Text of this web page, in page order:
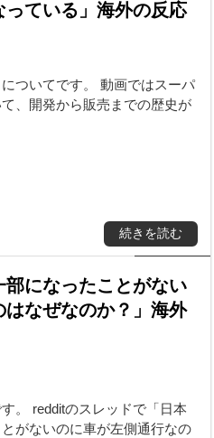
ている」海外の反応
ついてです。 動画ではスーパ
、開発から販売までの歴史が
続きを読む
部になったことがない
なぜなのか？」海外
。 redditのスレッドで「日本
がないのに車が左側通行なの